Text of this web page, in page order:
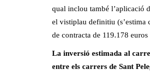
qual inclou també l’aplicació
el vistiplau definitiu (s’estima
de contracta de 119.178
La inversió estimada al
entre els carrers de Sant